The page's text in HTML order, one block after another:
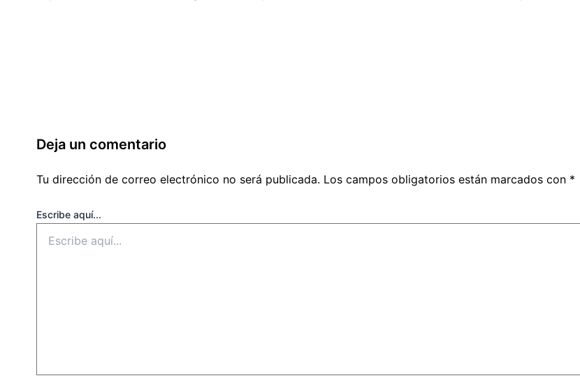
Deja un comentario
Tu dirección de correo electrónico no será publicada. Los campos obligatorios están marcados con *
Escribe aquí...